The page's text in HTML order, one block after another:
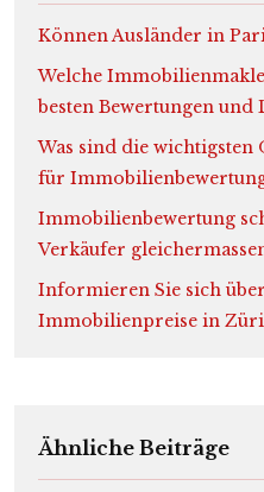
Können Ausländer in
Welche
besten Bewertungen und
Was sind die wichtigsten
für
Immobilienbewertung
Verkäufer
Informieren Sie sich
Immobilienpreise in
Ähnliche Beiträge